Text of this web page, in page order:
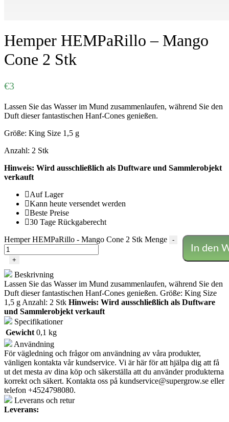
Hemper HEMPaRillo – Mango
Cone 2 Stk
€3
Lassen Sie das Wasser im Mund zusammenlaufen, während Sie den
Duft dieser fantastischen Hanf-Cones genießen.
Größe: King Size 1,5 g
Anzahl: 2 Stk
Hinweis: Wird ausschließlich als Duftware und Sammlerobjekt
verkauft
Auf Lager
Kann heute versendet werden
Beste Preise
30 Tage Rückgaberecht
Hemper HEMPaRillo - Mango Cone 2 Stk Menge
-
+
In den
Beskrivning
Lassen Sie das Wasser im Mund zusammenlaufen, während Sie den
Duft dieser fantastischen Hanf-Cones genießen. Größe: King Size
1,5 g Anzahl: 2 Stk Hinweis: Wird ausschließlich als Duftware
und Sammlerobjekt verkauft
Specifikationer
Gewicht 0,1 kg
Användning
För vägledning och frågor om användning av våra produkter,
vänligen kontakta vår kundservice. Vi är här för att hjälpa dig att få
ut det mesta av dina köp och säkerställa att du använder produkterna
korrekt och säkert. Kontakta oss på kundservice@supergrow.se eller
telefon +4524798080.
Leverans och retur
Leverans: